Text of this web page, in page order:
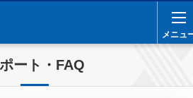
メニュ
メニュ
ート・FAQ